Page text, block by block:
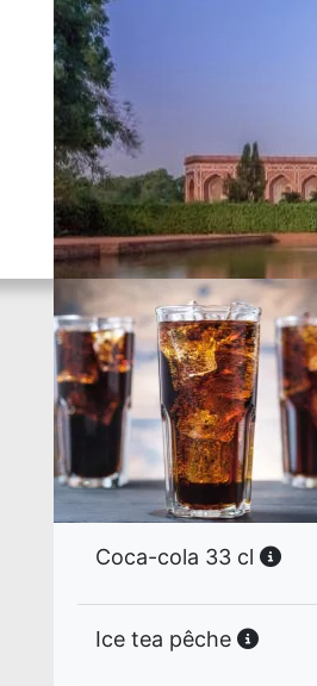
Coca-cola 33 cl
Ice tea pêche